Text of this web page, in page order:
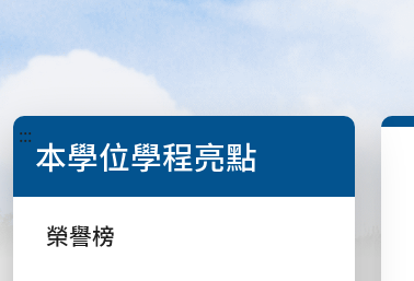
::: 本學位學程亮點
榮譽榜